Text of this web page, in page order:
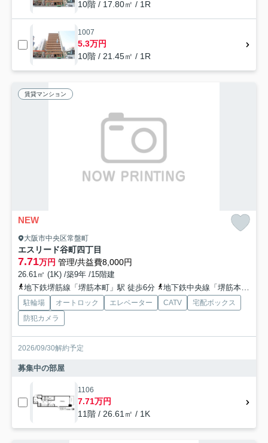
10階 / 17.80㎡ / 1R
1007
5.3万円
10階 / 21.45㎡ / 1R
賃貸マンション
NEW
大阪市中央区常盤町
エスリード谷町四丁目
7.71万円 管理/共益費8,000円
26.61㎡ (1K) /築9年 /15階建
地下鉄堺筋線「堺筋本町」駅 徒歩6分
地下鉄中央線「堺筋本町」駅 徒歩6分
駐輪場 オートロック エレベーター CATV
宅配ボックス
防犯カメラ
2026/09/30解約予定
募集中の部屋
1106
7.71万円
11階 / 26.61㎡ / 1K